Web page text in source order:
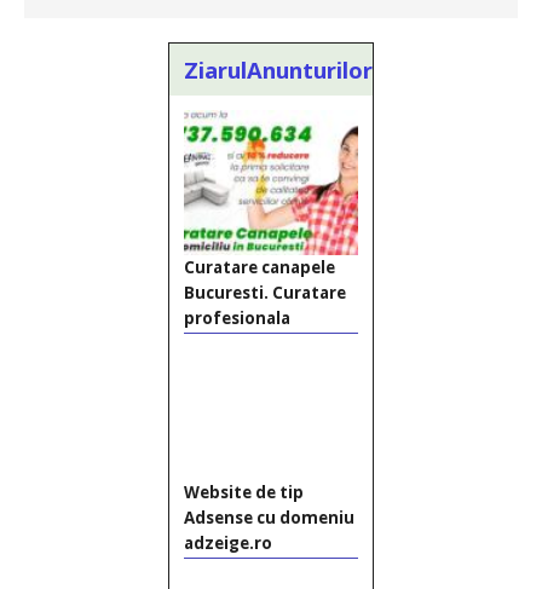
ZiarulAnunturilor.ro
Website de tip
Adsense cu domeniu
adzeige.ro
Vând sticlă cu vin din
1958 Murfatlar
Chardonnay